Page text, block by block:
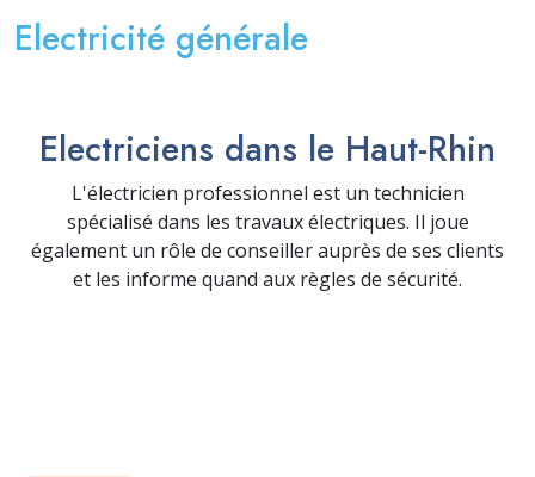
Electricité générale
Electriciens dans le Haut-Rhin
L'électricien professionnel est un technicien
spécialisé dans les travaux électriques. Il joue
également un rôle de conseiller auprès de ses clients
et les informe quand aux règles de sécurité.